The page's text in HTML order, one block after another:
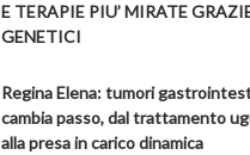
E TERAPIE PIU’ MIRATE
GENETICI
Regina Elena: tumori
cambia passo, dal trattamento
alla presa in carico dinamica